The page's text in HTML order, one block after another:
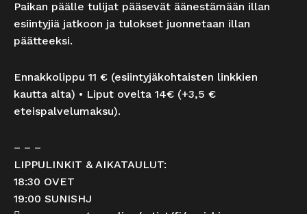
Paikan päälle tulijat pääsevät äänestämään illan
esiintyjiä jatkoon ja tulokset juonnetaan illan
päätteeksi.
Ennakkolippu 11 € (esiintyjäkohtaisten linkkien
kautta alta) • Liput ovelta 14€ (+3,5 €
eteispalvelumaksu).
– – –
LIPPULINKIT & AIKATAULUT:
18:30 OVET
19:00 SUNISHJ